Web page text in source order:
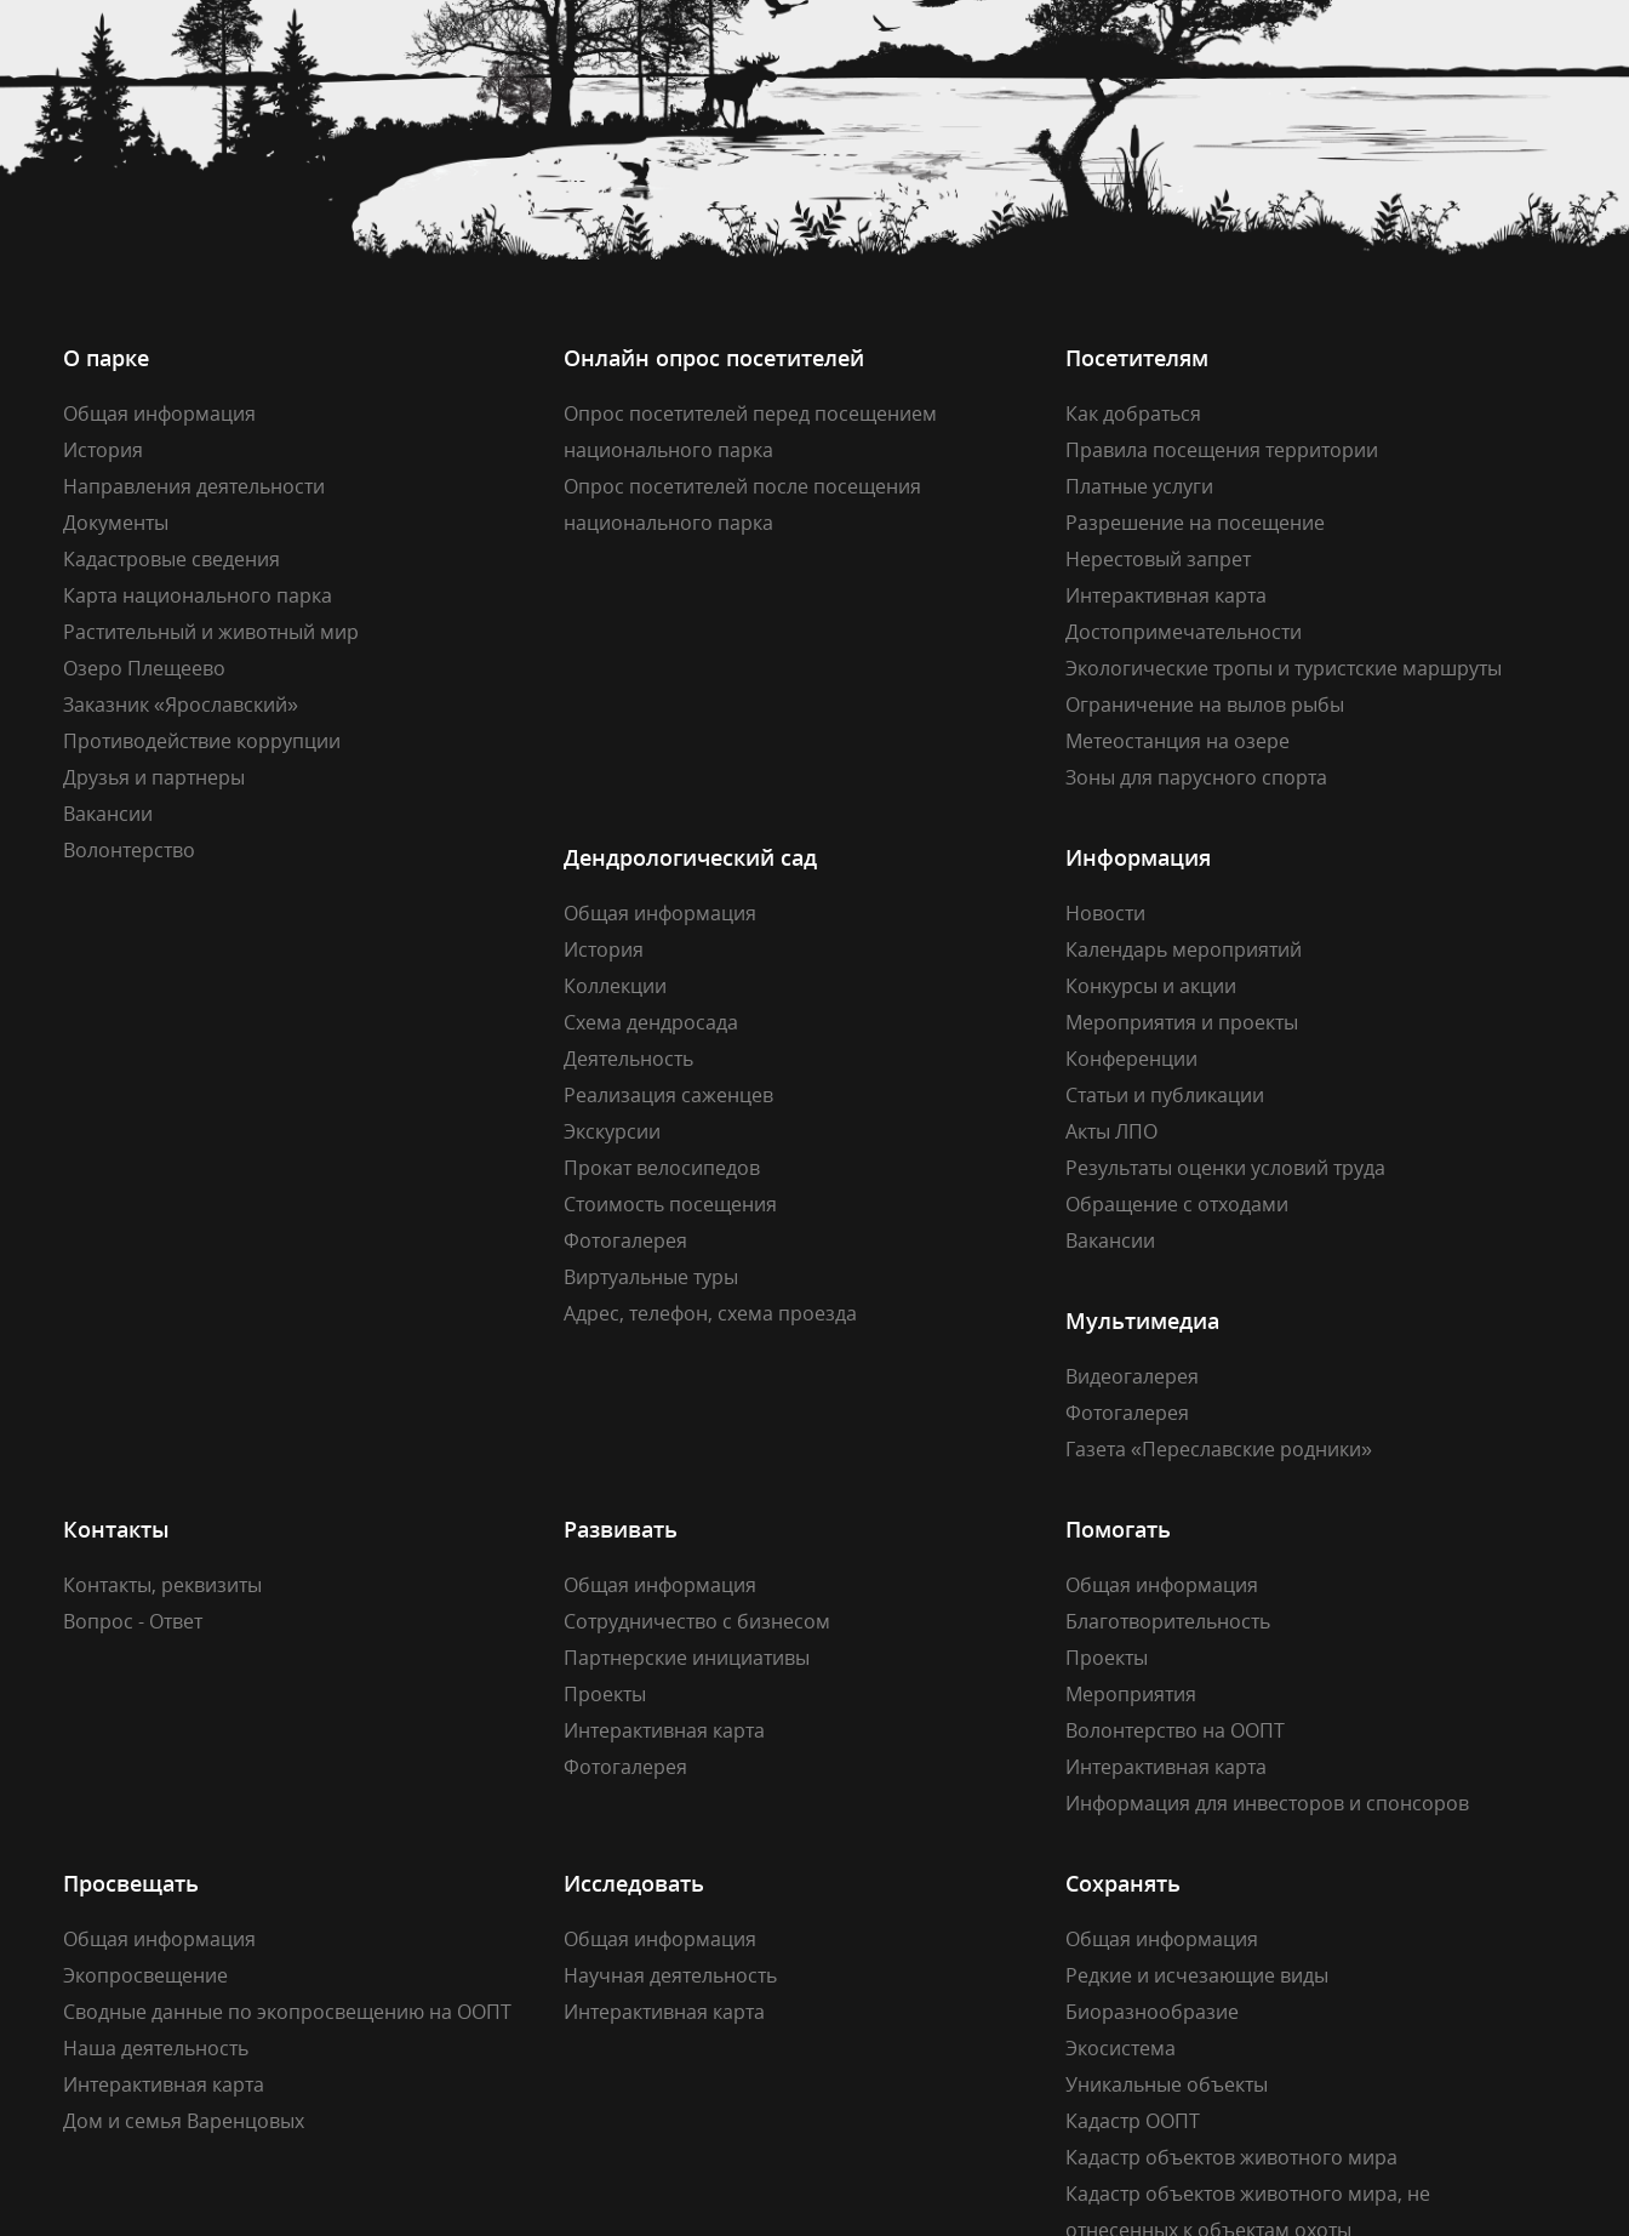
О парке
Общая информация
История
Направления деятельности
Документы
Кадастровые сведения
Карта национального парка
Растительный и животный мир
Озеро Плещеево
Заказник «Ярославский»
Противодействие коррупции
Друзья и партнеры
Вакансии
Волонтерство
Онлайн опрос посетителей
Опрос посетителей перед посещением
национального парка
Опрос посетителей после посещения
национального парка
Посетителям
Как добраться
Правила посещения территории
Платные услуги
Разрешение на посещение
Нерестовый запрет
Интерактивная карта
Достопримечательности
Экологические тропы и туристские маршруты
Ограничение на вылов рыбы
Метеостанция на озере
Зоны для парусного спорта
Дендрологический сад
Общая информация
История
Коллекции
Схема дендросада
Деятельность
Реализация саженцев
Экскурсии
Прокат велосипедов
Стоимость посещения
Фотогалерея
Виртуальные туры
Адрес, телефон, схема проезда
Информация
Новости
Календарь мероприятий
Конкурсы и акции
Мероприятия и проекты
Конференции
Статьи и публикации
Акты ЛПО
Результаты оценки условий труда
Обращение с отходами
Вакансии
Мультимедиа
Видеогалерея
Фотогалерея
Газета «Переславские родники»
Контакты
Контакты, реквизиты
Вопрос - Ответ
Развивать
Общая информация
Сотрудничество с бизнесом
Партнерские инициативы
Проекты
Интерактивная карта
Фотогалерея
Помогать
Общая информация
Благотворительность
Проекты
Мероприятия
Волонтерство на ООПТ
Интерактивная карта
Информация для инвесторов и спонсоров
Просвещать
Общая информация
Экопросвещение
Сводные данные по экопросвещению на ООПТ
Наша деятельность
Интерактивная карта
Дом и семья Варенцовых
Исследовать
Общая информация
Научная деятельность
Интерактивная карта
Сохранять
Общая информация
Редкие и исчезающие виды
Биоразнообразие
Экосистема
Уникальные объекты
Кадастр ООПТ
Кадастр объектов животного мира
Кадастр объектов животного мира, не
отнесенных к объектам охоты